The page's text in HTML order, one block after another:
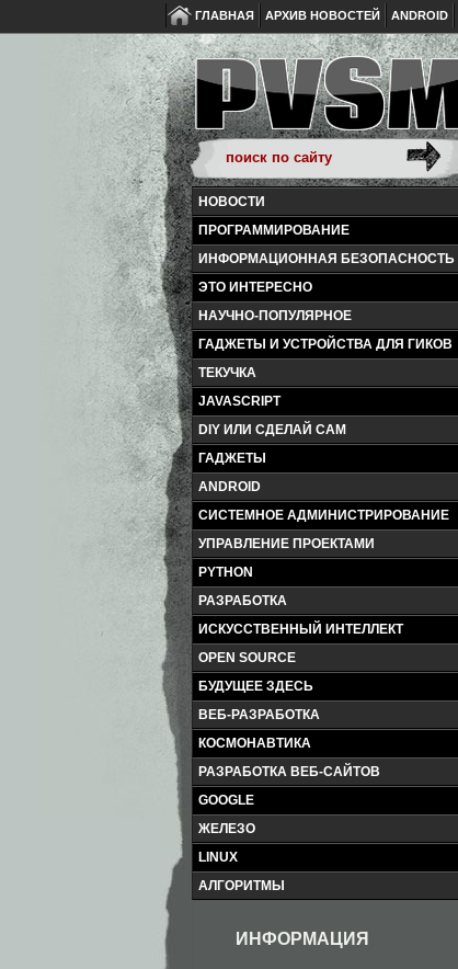
ГЛАВНАЯ АРХИВ НОВОСТЕЙ ANDROID
НОВОСТИ
ПРОГРАММИРОВАНИЕ
ИНФОРМАЦИОННАЯ БЕЗОПАСНОСТЬ
ЭТО ИНТЕРЕСНО
НАУЧНО-ПОПУЛЯРНОЕ
ГАДЖЕТЫ И УСТРОЙСТВА ДЛЯ ГИКОВ
ТЕКУЧКА
JAVASCRIPT
DIY ИЛИ СДЕЛАЙ САМ
ГАДЖЕТЫ
ANDROID
СИСТЕМНОЕ АДМИНИСТРИРОВАНИЕ
УПРАВЛЕНИЕ ПРОЕКТАМИ
PYTHON
РАЗРАБОТКА
ИСКУССТВЕННЫЙ ИНТЕЛЛЕКТ
OPEN SOURCE
БУДУЩЕЕ ЗДЕСЬ
ВЕБ-РАЗРАБОТКА
КОСМОНАВТИКА
РАЗРАБОТКА ВЕБ-САЙТОВ
GOOGLE
ЖЕЛЕЗО
LINUX
АЛГОРИТМЫ
ИНФОРМАЦИЯ